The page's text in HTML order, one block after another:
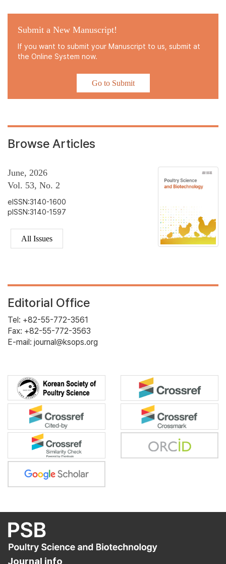
Submit a New Manuscript!
If you want to submit your Manuscript to us, submit at
the Online System now.
Go to Submit
Browse Articles
June, 2026
Vol. 53, No. 2
eISSN:3140-1600
pISSN:3140-1597
All Issues
Editorial Office
Tel: +82-55-772-3561
Fax: +82-55-772-3563
E-mail: journal@ksops.org
Journal info